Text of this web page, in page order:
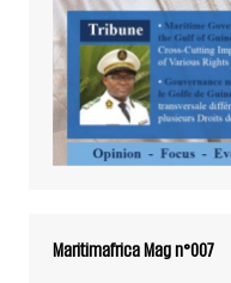
Maritimafrica Mag n°007